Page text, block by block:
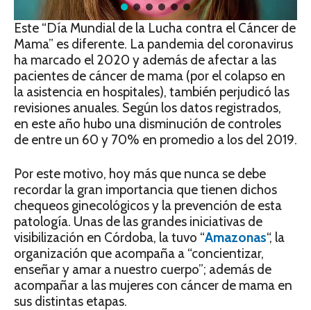
Este “Día Mundial de la Lucha contra el Cáncer de
Mama” es diferente. La pandemia del coronavirus
ha marcado el 2020 y además de afectar a las
pacientes de cáncer de mama (por el colapso en
la asistencia en hospitales), también perjudicó las
revisiones anuales. Según los datos registrados,
en este año hubo una disminución de controles
de entre un 60 y 70% en promedio a los del 2019.
Por este motivo, hoy más que nunca se debe
recordar la gran importancia que tienen dichos
chequeos ginecológicos y la prevención de esta
patología. Unas de las grandes iniciativas de
visibilización en Córdoba, la tuvo “Amazonas“, la
organización que acompaña a “concientizar,
enseñar y amar a nuestro cuerpo”; además de
acompañar a las mujeres con cáncer de mama en
sus distintas etapas.